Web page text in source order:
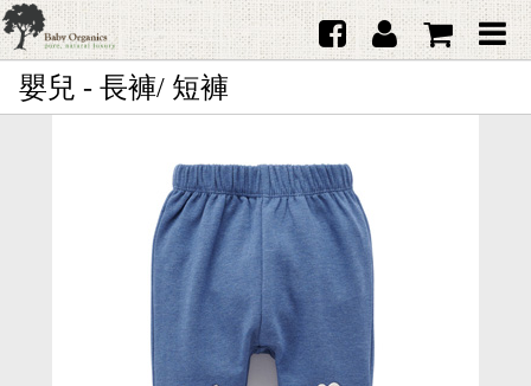
首頁
日本品牌育兒配件
韓國Merebe寶寶配件
嬰兒 - 長褲/ 短褲